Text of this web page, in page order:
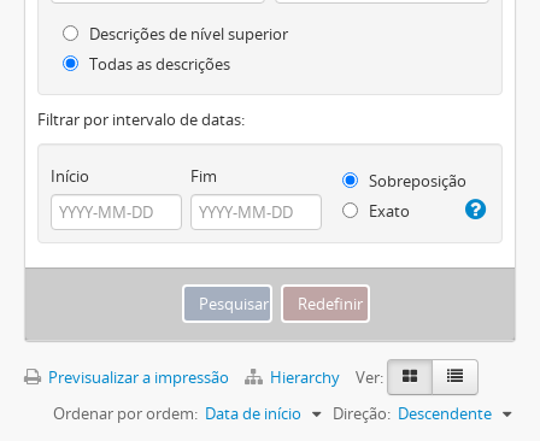
Descrições de nível superior
Todas as descrições
Filtrar por intervalo de datas:
Início Fim
Sobreposição
Exato
Previsualizar a impressão Hierarchy
Ver:
Ordenar por ordem: Data de início Direção: Descendente